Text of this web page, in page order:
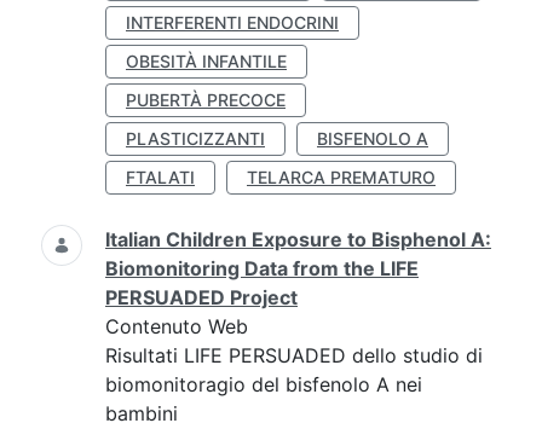
INTERFERENTI ENDOCRINI
OBESITÀ INFANTILE
PUBERTÀ PRECOCE
PLASTICIZZANTI
BISFENOLO A
FTALATI
TELARCA PREMATURO
Italian Children Exposure to Bisphenol A:
Biomonitoring Data from the LIFE
PERSUADED Project
Contenuto Web
Risultati LIFE PERSUADED dello studio di
biomonitoragio del bisfenolo A nei
bambini